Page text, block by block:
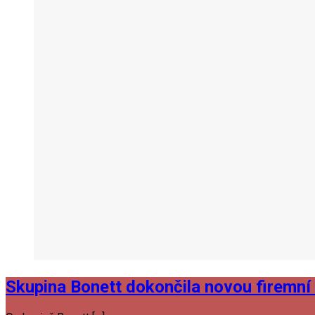
Skupina Bonett dokončila novou